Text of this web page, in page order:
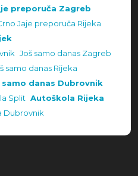
preporuča Zagreb
Jaje preporuča Rijeka
Još samo danas Zagreb
samo danas Rijeka
samo danas Dubrovnik
Split Autoškola Rijeka
Dubrovnik